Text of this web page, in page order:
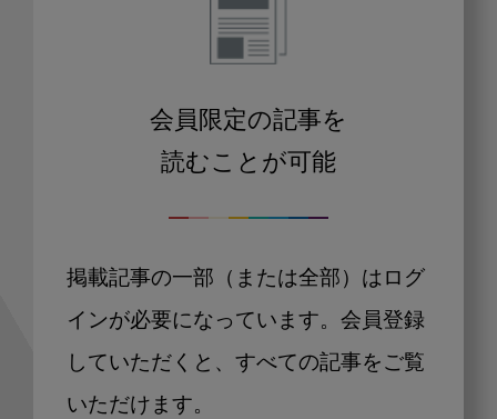
会員限定の記事を
読むことが可能
掲載記事の一部（または全部）はログ
インが必要になっています。会員登録
していただくと、すべての記事をご覧
いただけます。